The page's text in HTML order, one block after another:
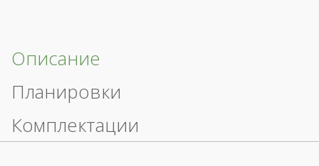
Описание
Планировки
Комплектации